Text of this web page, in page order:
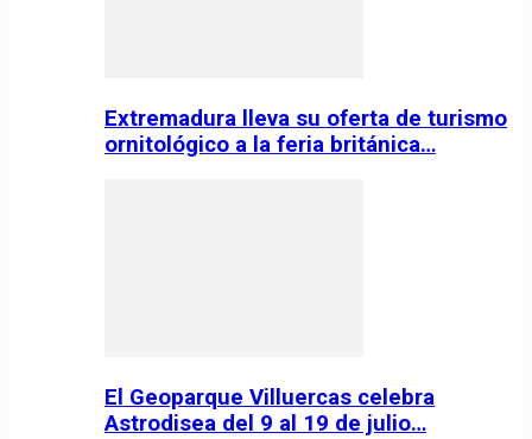
Extremadura lleva su oferta de turismo
ornitológico a la feria británica…
El Geoparque Villuercas celebra
Astrodisea del 9 al 19 de julio…